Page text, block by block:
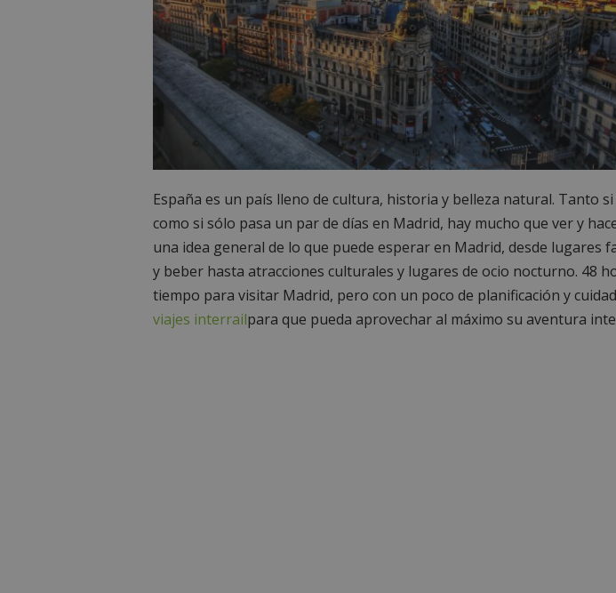
España es un país lleno de cultura, historia y belleza natural. Tanto
como si sólo pasa un par de días en Madrid, hay mucho que ver y
una idea general de lo que puede esperar en Madrid, desde lugares
y beber hasta atracciones culturales y lugares de ocio nocturno. 48
tiempo para visitar Madrid, pero con un poco de planificación y
viajes interrailpara que pueda aprovechar al máximo su aventura